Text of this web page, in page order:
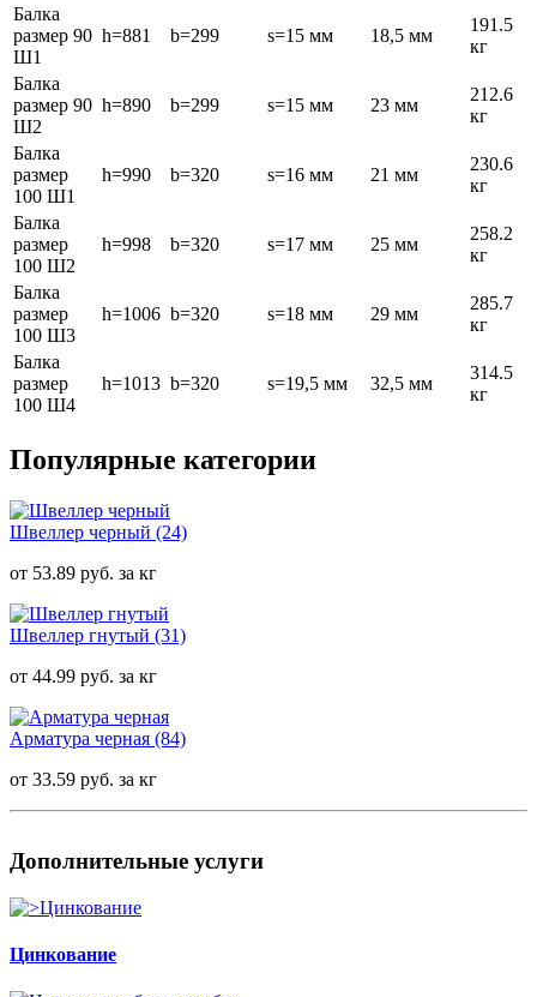
Балка
размер 90
Ш1
h=881 b=299 s=15 мм 18,5 мм
191.5
кг
Балка
размер 90
Ш2
h=890 b=299 s=15 мм 23 мм
212.6
кг
Балка
размер
100 Ш1
h=990 b=320 s=16 мм 21 мм
230.6
кг
Балка
размер
100 Ш2
h=998 b=320 s=17 мм 25 мм
258.2
кг
Балка
размер
100 Ш3
h=1006 b=320 s=18 мм 29 мм
285.7
кг
Балка
размер
100 Ш4
h=1013 b=320 s=19,5 мм 32,5 мм
314.5
кг
Популярные категории
Швеллер черный (24)
от 53.89 руб. за кг
Швеллер гнутый (31)
от 44.99 руб. за кг
Арматура черная (84)
от 33.59 руб. за кг
Дополнительные услуги
Цинкование